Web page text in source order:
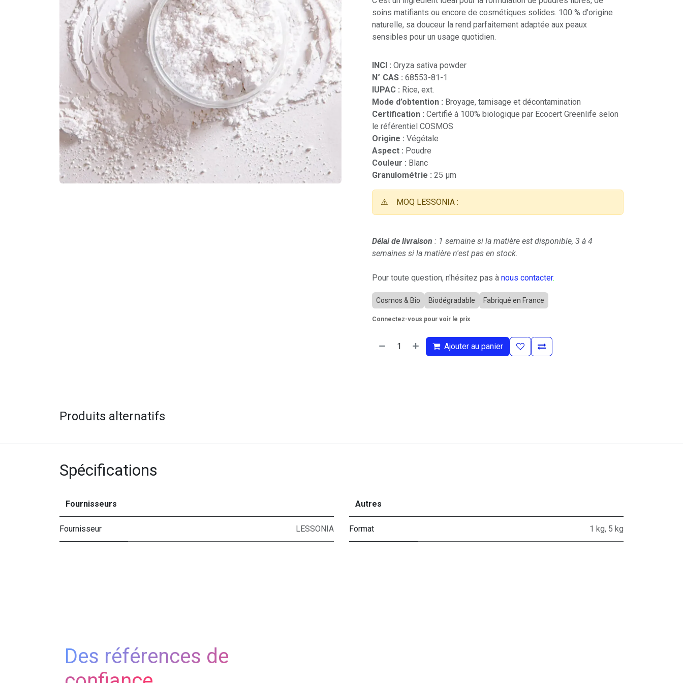
soins matifiants ou encore de cosmétiques solides. 100 % d'origine
naturelle, sa douceur la rend parfaitement adaptée aux peaux
sensibles pour un usage quotidien.
INCI : Oryza sativa powder
N° CAS : 68553-81-1
IUPAC : Rice, ext.
Mode d’obtention : Broyage, tamisage et décontamination
Certification : Certifié à 100% biologique par Ecocert Greenlife selon
le référentiel COSMOS
Origine : Végétale
Aspect : Poudre
Couleur : Blanc
Granulométrie : 25 µm
⚠️ MOQ LESSONIA :
Délai de livraison : 1 semaine si la matière est disponible, 3 à 4
semaines si la matière n'est pas en stock.
Pour toute question, n'hésitez pas à nous contacter.
Cosmos & Bio Biodégradable Fabriqué en France
Connectez-vous pour voir le prix
Ajouter au panier
Produits alternatifs
Spécifications
Fournisseurs
Fournisseur LESSONIA
Autres
Format 1 kg, 5 kg
Des références de